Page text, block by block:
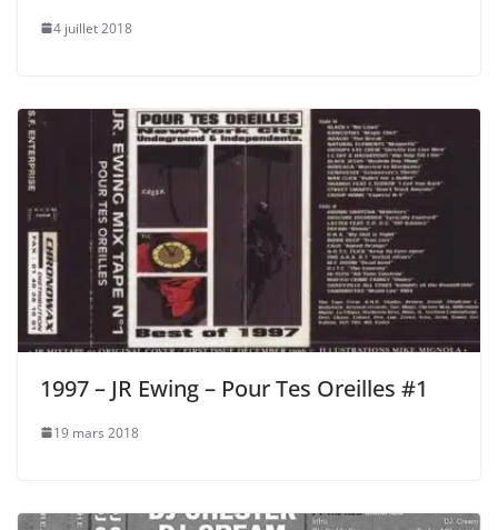
4 juillet 2018
1997 – JR Ewing – Pour Tes Oreilles #1
19 mars 2018